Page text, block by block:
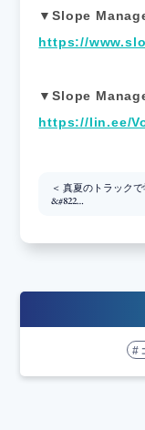
▼Slope
https://
▼Slope
https://lin.ee/
＜ 真夏のトラック
&#822…